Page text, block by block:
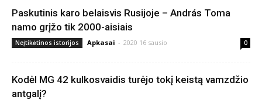
Paskutinis karo belaisvis Rusijoje – András Toma
namo grįžo tik 2000-aisiais
Neįtikėtinos istorijos Apkasai - 2020 16 sausio 0
Kodėl MG 42 kulkosvaidis turėjo tokį keistą vamzdžio
antgalį?